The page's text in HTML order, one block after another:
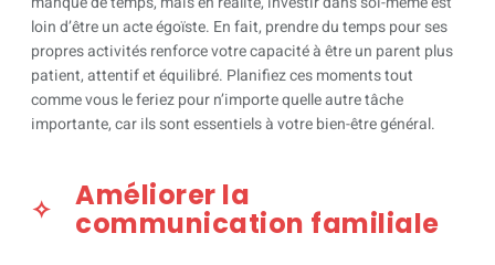
loin d’être un acte égoïste. En fait, prendre du temps pour ses
propres activités renforce votre capacité à être un parent plus
patient, attentif et équilibré. Planifiez ces moments tout
comme vous le feriez pour n’importe quelle autre tâche
importante, car ils sont essentiels à votre bien-être général.
Améliorer la
communication familiale